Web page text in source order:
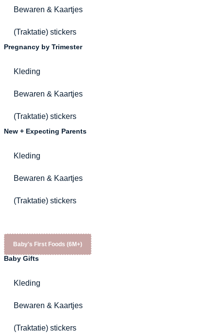
Bewaren & Kaartjes
(Traktatie) stickers
Pregnancy by Trimester
Kleding
Bewaren & Kaartjes
(Traktatie) stickers
New + Expecting Parents
Kleding
Bewaren & Kaartjes
(Traktatie) stickers
Baby's First Foods (6M+)
Baby Gifts
Kleding
Bewaren & Kaartjes
(Traktatie) stickers